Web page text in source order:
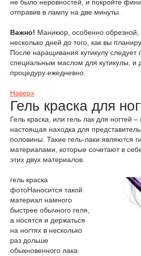
не было неровностей, и покройте
отправив в лампу на две минуты.
Важно! Маникюр, особенно обрезной,
несколько дней до того, как вы
После наращивания кутикулу следует
специальным маслом для кутикулы, и
процедуру ежедневно.
Наверх
Гель краска для
Гель краска, или гель лак для ногтей
настоящая находка для
половины. Такие гель-лаки являются
материалами, которые сочетают в
этих двух материалов.
гель краска
фотоНаносится такой
материал намного
быстрее обычного геля,
а носятся и держаться
на ногтях в несколько
раз дольше
обыкновенного лака.